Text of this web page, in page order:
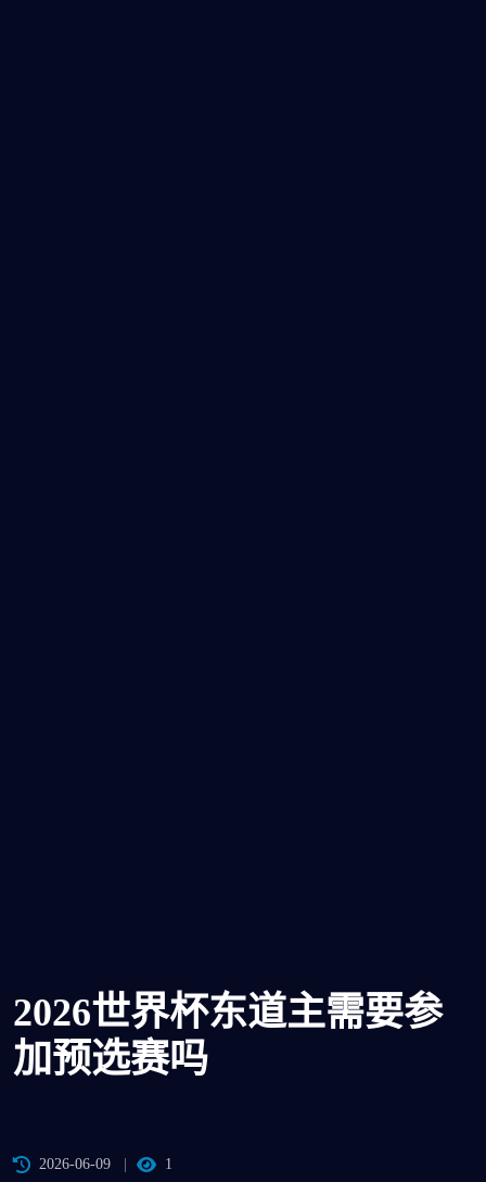
2026世界杯东道主需要参
加预选赛吗
2026-06-09 1